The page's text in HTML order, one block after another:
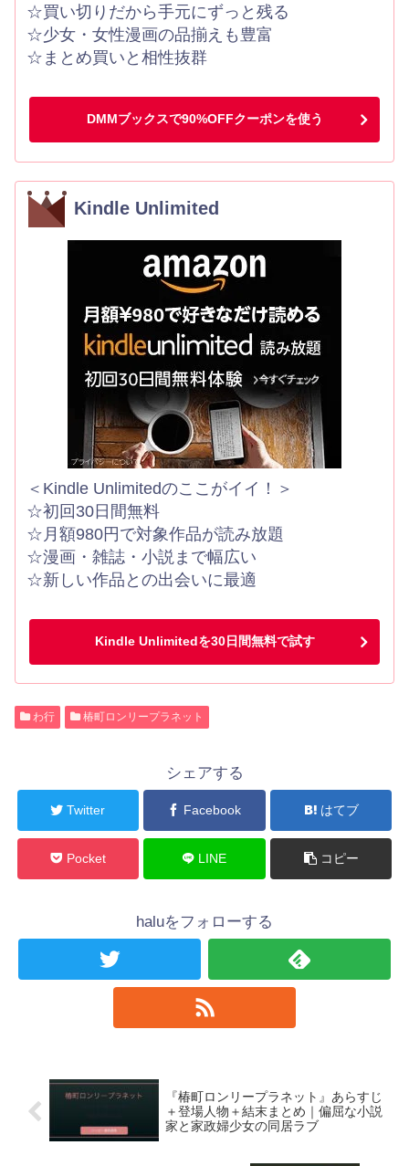
☆買い切りだから手元にずっと残る
☆少女・女性漫画の品揃えも豊富
☆まとめ買いと相性抜群
DMMブックスで90%OFFクーポンを使う
Kindle Unlimited
＜Kindle Unlimitedのここがイイ！＞
☆初回30日間無料
☆月額980円で対象作品が読み放題
☆漫画・雑誌・小説まで幅広い
☆新しい作品との出会いに最適
Kindle Unlimitedを30日間無料で試す
わ行 椿町ロンリープラネット
シェアする
Twitter Facebook はてブ
Pocket LINE コピー
haluをフォローする
『椿町ロンリープラネット』あらすじ
＋登場人物＋結末まとめ｜偏屈な小説
家と家政婦少女の同居ラブ